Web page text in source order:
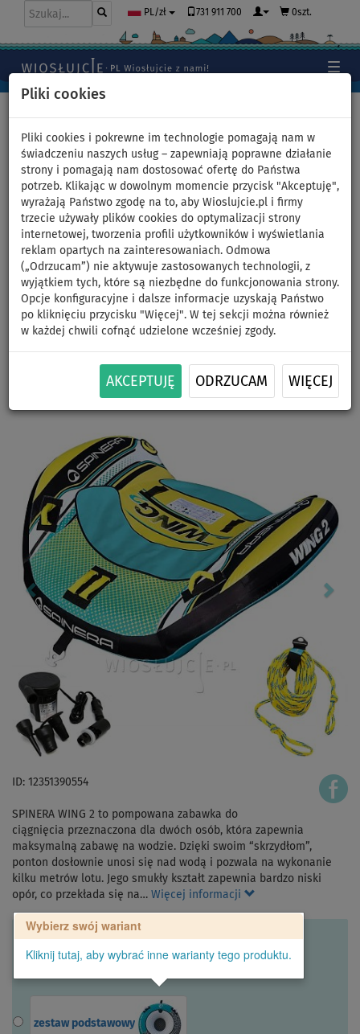
Pliki cookies
Pliki cookies i pokrewne im technologie pomagają nam w
świadczeniu naszych usług – zapewniają poprawne działanie
strony i pomagają nam dostosować ofertę do Państwa
potrzeb. Klikając w dowolnym momencie przycisk "Akceptuję",
wyrażają Państwo zgodę na to, aby Wioslujcie.pl i firmy
trzecie używały plików cookies do optymalizacji strony
internetowej, tworzenia profili użytkowników i wyświetlania
reklam opartych na zainteresowaniach. Odmowa
(„Odrzucam”) nie aktywuje zastosowanych technologii, z
wyjątkiem tych, które są niezbędne do funkcjonowania strony.
Opcje konfiguracyjne i dalsze informacje uzyskają Państwo
po kliknięciu przycisku "Więcej". W tej sekcji można również
w każdej chwili cofnąć udzielone wcześniej zgody.
AKCEPTUJĘ ODRZUCAM WIĘCEJ
PL/zł 731 911 700 0szt.
Ponton do holowania
SPINERA WING 2 towable -
dwumiejscowe pływadło -
wariant: + lina holownicza +
pompa
Previous Next
ID: 12351390554
SPINERA WING 2 to pompowana zabawka do
ciągnięcia przeznaczona dla dwóch osób, która zapewnia
maksymalną zabawę na wodzie. Dzięki swoim “skrzydłom”,
ponton dosłownie unosi się nad wodą i pozwala na wykonanie
kilku metrów lotu. Jego smukły kształt zapewnia bardzo niski
opór, co przekłada się na… Więcej informacji
Wybierz swój wariant
Kliknij tutaj, aby wybrać inne warianty tego produktu.
zestaw podstawowy